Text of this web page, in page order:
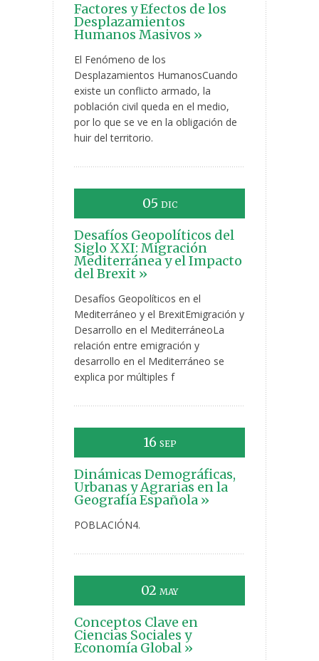
Factores y Efectos de los
Desplazamientos
Humanos Masivos »
El Fenómeno de los
Desplazamientos HumanosCuando
existe un conflicto armado, la
población civil queda en el medio,
por lo que se ve en la obligación de
huir del territorio.
05 DIC
Desafíos Geopolíticos del
Siglo XXI: Migración
Mediterránea y el Impacto
del Brexit »
Desafíos Geopolíticos en el
Mediterráneo y el BrexitEmigración y
Desarrollo en el MediterráneoLa
relación entre emigración y
desarrollo en el Mediterráneo se
explica por múltiples f
16 SEP
Dinámicas Demográficas,
Urbanas y Agrarias en la
Geografía Española »
POBLACIÓN4.
02 MAY
Conceptos Clave en
Ciencias Sociales y
Economía Global »